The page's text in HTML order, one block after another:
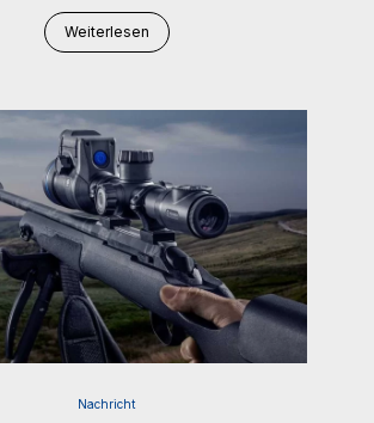
Weiterlesen
Nachricht